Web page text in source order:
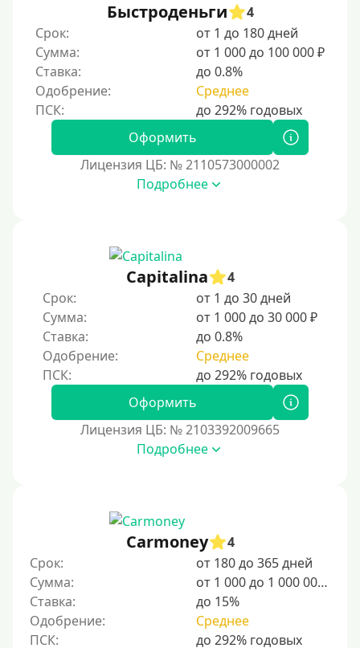
Пенсионерам до 70 лет
Пенсионерам до 75 лет
Пенсионерам до 80 лет
Пенсионерам до 85 лет
Безработным
Даже бомжам
Без упоминания места трудоустройства
Для граждан других стран, проживающих в
Для иностранных граждан, проживающих в
Кыргызстане
Для граждан Таджикистана, находящихся за рубежом
Для граждан Беларуси, приезжающих из-за рубежа
Для иностранцев, проживающих в Армении
Для граждан Узбекистана, проживающих за рубежом
Для граждан СНГ
300 руб
400 руб
500 руб
Быстроденьги
4
Срок:
от 1 до 180 дней
Сумма:
от 1 000 до 100 000 ₽
Ставка:
до 0.8%
Одобрение:
Среднее
Оформить
Лицензия ЦБ: № 2110573000002
Подробнее
Capitalina
4
Срок:
от 1 до 30 дней
Сумма:
от 1 000 до 30 000 ₽
Ставка:
до 0.8%
Одобрение:
Среднее
Оформить
Лицензия ЦБ: № 2103392009665
Подробнее
Carmoney
4
Срок:
от 180 до 365 дней
Сумма:
от 1 000 до 1 000 000 ₽
Ставка:
до 15%
Одобрение:
Среднее